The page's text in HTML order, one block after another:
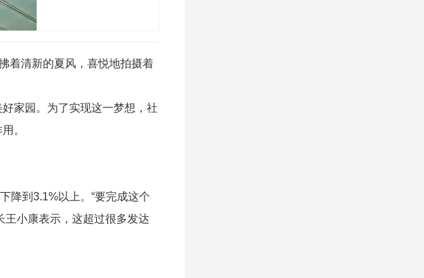
着清新的夏风，喜悦地拍摄着
家园。为了实现这一梦想，社
。
降到3.1%以上。“要完成这个
王小康表示，这超过很多发达